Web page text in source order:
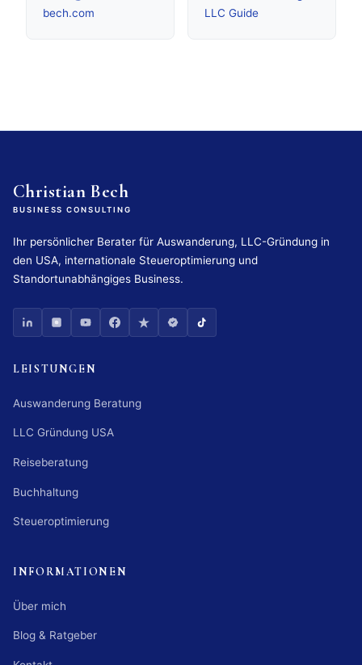
bech.com
LLC Guide
Christian Bech
BUSINESS CONSULTING
Ihr persönlicher Berater für Auswanderung, LLC-Gründung in
den USA, internationale Steueroptimierung und
Standortunabhängiges Business.
LEISTUNGEN
Auswanderung Beratung
LLC Gründung USA
Reiseberatung
Buchhaltung
Steueroptimierung
INFORMATIONEN
Über mich
Blog & Ratgeber